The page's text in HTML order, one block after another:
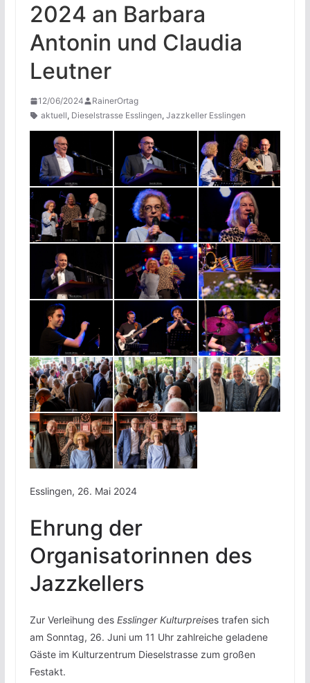
2024 an Barbara
Antonin und Claudia
Leutner
12/06/2024
RainerOrtag
aktuell, Dieselstrasse Esslingen, Jazzkeller Esslingen
Esslingen, 26. Mai 2024
Ehrung der
Organisatorinnen des
Jazzkellers
Zur Verleihung des Esslinger Kulturpreises trafen sich
am Sonntag, 26. Juni um 11 Uhr zahlreiche geladene
Gäste im Kulturzentrum Dieselstrasse zum großen
Festakt.